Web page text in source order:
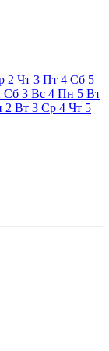
2 Чт 3 Пт 4 Сб 5
Сб 3 Вс 4 Пн 5 Вт
2 Вт 3 Ср 4 Чт 5